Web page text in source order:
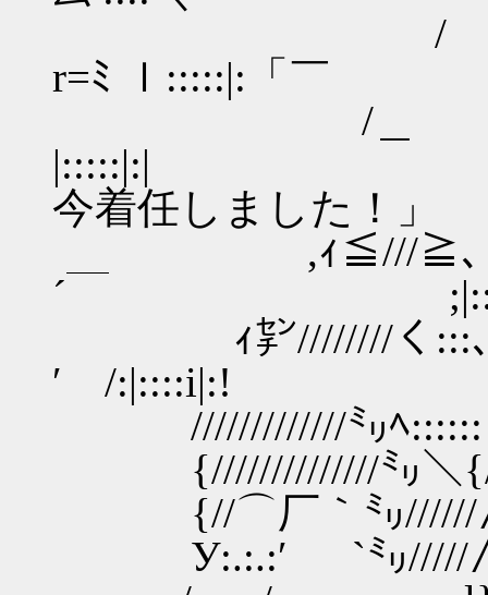
/
r=ﾐ ｌ:::::|:「￣
/＿ l
|:::::|:| 「アサ
今着任しました！」
,ｨ≦///≧､ /
´￣
ｨ㌢////////
′ /:|::::i|:!
/////////////㍉ﾍ::::::
{//////////////㍉＼{//＞
{//⌒厂｀㍉//////
У:.:.:′ `㍉/////